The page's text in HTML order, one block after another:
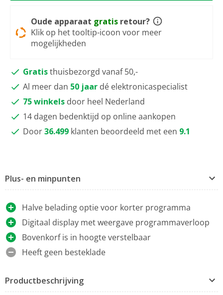
Oude apparaat gratis retour?
Klik op het tooltip-icoon voor meer
mogelijkheden
Gratisthuisbezorgd vanaf 50,-
Al meer dan 50 jaar dé elektronicaspecialist
75 winkels door heel Nederland
14 dagen bedenktijd op online aankopen
Door36.499 klanten beoordeeld met een 9.1
Plus- en minpunten
Halve belading optie voor korter programma
Digitaal display met weergave programmaverloop
Bovenkorf is in hoogte verstelbaar
Heeft geen besteklade
Productbeschrijving